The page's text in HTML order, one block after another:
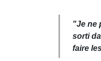
"Je ne
sorti
faire